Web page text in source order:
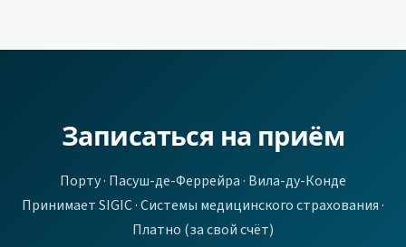
Записаться на приём
Порту · Пасуш-де-Феррейра · Вила-ду-Конде
Принимает SIGIC · Системы медицинского страхования ·
Платно (за свой счёт)